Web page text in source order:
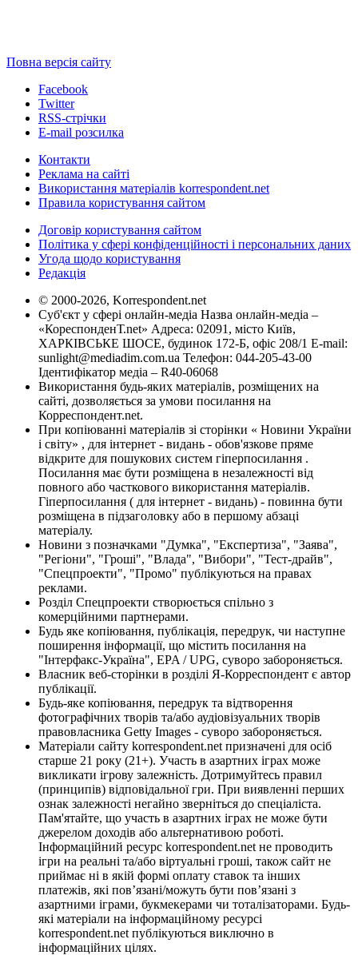
Повна версія сайту
Facebook
Twitter
RSS-стрічки
E-mail розсилка
Контакти
Реклама на сайті
Використання матеріалів korrespondent.net
Правила користування сайтом
Договір користування сайтом
Політика у сфері конфіденційності і персональних даних
Угода щодо користування
Редакція
© 2000-2026, Korrespondent.net
Суб'єкт у сфері онлайн-медіа Назва онлайн-медіа –
«КореспонденТ.net» Адреса: 02091, місто Київ,
ХАРКІВСЬКЕ ШОСЕ, будинок 172-Б, офіс 208/1 E-mail:
sunlight@mediadim.com.ua Телефон: 044-205-43-00
Ідентифікатор медіа – R40-06068
Використання будь-яких матеріалів, розміщених на
сайті, дозволяється за умови посилання на
Корреспондент.net.
При копіюванні матеріалів зі сторінки « Новини України
і світу» , для інтернет - видань - обов'язкове пряме
відкрите для пошукових систем гіперпосилання .
Посилання має бути розміщена в незалежності від
повного або часткового використання матеріалів.
Гіперпосилання ( для інтернет - видань) - повинна бути
розміщена в підзаголовку або в першому абзаці
матеріалу.
Новини з позначками "Думка", "Експертиза", "Заява",
"Регіони", "Гроші", "Влада", "Вибори", "Тест-драйв",
"Спецпроекти", "Промо" публікуються на правах
реклами.
Розділ Спецпроекти створюється спільно з
комерційними партнерами.
Будь яке копіювання, публікація, передрук, чи наступне
поширення інформації, що містить посилання на
"Інтерфакс-Україна", EPA / UPG, суворо забороняється.
Власник веб-сторінки в розділі Я-Корреспондент є автор
публікації.
Будь-яке копіювання, передрук та відтворення
фотографічних творів та/або аудіовізуальних творів
правовласника Getty Images - суворо забороняється.
Матеріали сайту korrespondent.net призначені для осіб
старше 21 року (21+). Участь в азартних іграх може
викликати ігрову залежність. Дотримуйтесь правил
(принципів) відповідальної гри. При виявленні перших
ознак залежності негайно зверніться до спеціаліста.
Пам'ятайте, що участь в азартних іграх не може бути
джерелом доходів або альтернативою роботі.
Інформаційний ресурс korrespondent.net не проводить
ігри на реальні та/або віртуальні гроші, також сайт не
приймає ні в якій формі оплату ставок та інших
платежів, які пов’язані/можуть бути пов’язані з
азартними іграми, букмекерами чи тоталізаторами. Будь-
які матеріали на інформаційному ресурсі
korrespondent.net публікуються виключно в
інформаційних цілях.